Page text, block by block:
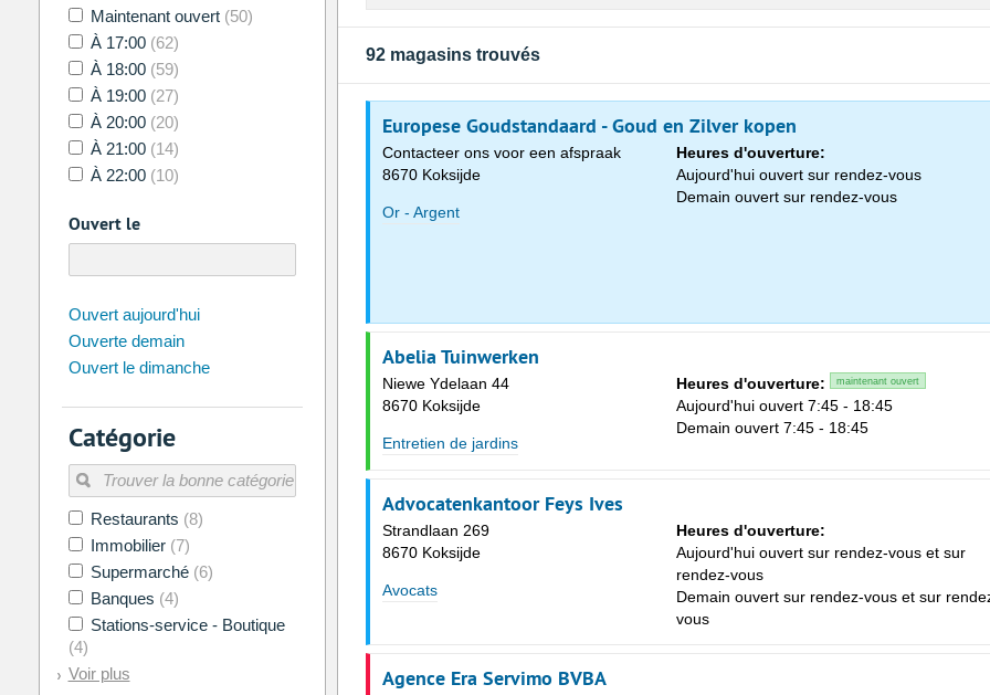
Maintenant ouvert (50)
À 17:00 (62)
À 18:00 (59)
À 19:00 (27)
À 20:00 (20)
À 21:00 (14)
À 22:00 (10)
Ouvert le
Di Lu
26 27 30 31
2 3 4 6 7
9 10 13 14
16 17 18
23 24 27 28
31 3 4
Aujourd'hui
Ouvert aujourd'hui
Ouverte demain
Ouvert le dimanche
Catégorie
Restaurants (8)
Immobilier (7)
Supermarché (6)
Banques (4)
Stations-service - Boutique
(4)
Voir plus
92 magasins trouvés
Europese Goudstandaard - Goud en Zilver kopen
Contacteer ons voor een afspraak
8670 Koksijde
Or - Argent
Heures d'ouverture:
Aujourd'hui ouvert sur rendez-vous
Demain ouvert sur rendez-vous
Abelia Tuinwerken
Niewe Ydelaan 44
8670 Koksijde
Entretien de jardins
Heures d'ouverture: maintenant ouvert
Aujourd'hui ouvert 7:45 - 18:45
Demain ouvert 7:45 - 18:45
Advocatenkantoor Feys Ives
Strandlaan 269
8670 Koksijde
Avocats
Heures d'ouverture:
Aujourd'hui ouvert sur rendez-vous et sur
rendez-vous
Demain ouvert sur rendez-vous et sur
vous
Agence Era Servimo BVBA